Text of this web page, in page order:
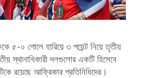
৫-০ গোলে হারিয়ে ৩ পয়েন্ট নিয়ে তৃতীয়
স্থানাধিকারী দলগুলোর একটি হিসেবে
রয়েছে আফ্রিকার প্রতিনিধিদের।